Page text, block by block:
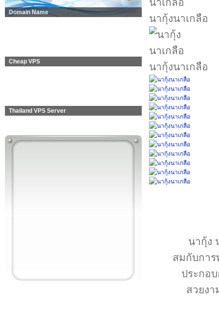
Domain Name
Cheap VPS
Thailand VPS Server
นากุ้งนาเกลือ
นากุ้งนาเกลือ
นากุ้ง
สมกับการ
ประกอ
สวยงา